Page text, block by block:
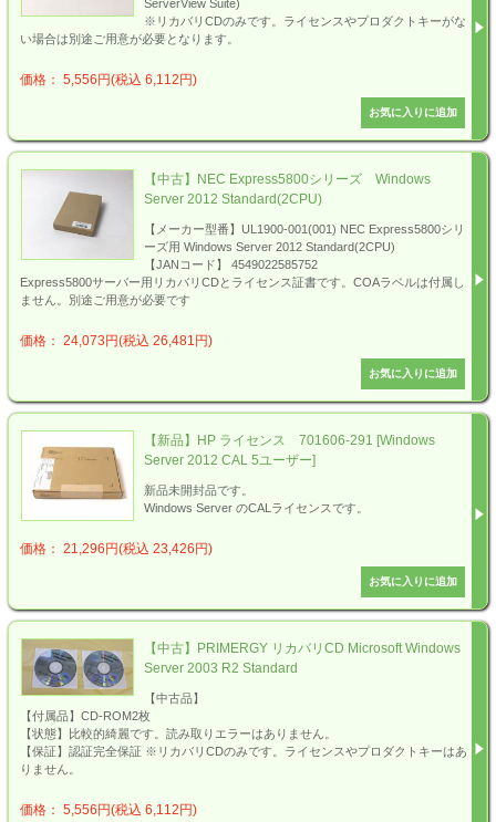
ServerView Suite)
※リカバリCDのみです。ライセンスやプロダクトキーがな
い場合は別途ご用意が必要となります。
価格： 5,556円(税込 6,112円)
【中古】NEC Express5800シリーズ Windows
Server 2012 Standard(2CPU)
【メーカー型番】UL1900-001(001) NEC Express5800シリ
ーズ用 Windows Server 2012 Standard(2CPU)
【JANコード】 4549022585752
Express5800サーバー用リカバリCDとライセンス証書です。COAラベルは付属し
ません。別途ご用意が必要です
価格： 24,073円(税込 26,481円)
【新品】HP ライセンス 701606-291 [Windows
Server 2012 CAL 5ユーザー]
新品未開封品です。
Windows Server のCALライセンスです。
価格： 21,296円(税込 23,426円)
【中古】PRIMERGY リカバリCD Microsoft Windows
Server 2003 R2 Standard
【中古品】
【付属品】CD-ROM2枚
【状態】比較的綺麗です。読み取りエラーはありません。
【保証】認証完全保証 ※リカバリCDのみです。ライセンスやプロダクトキーはあ
りません。
価格： 5,556円(税込 6,112円)